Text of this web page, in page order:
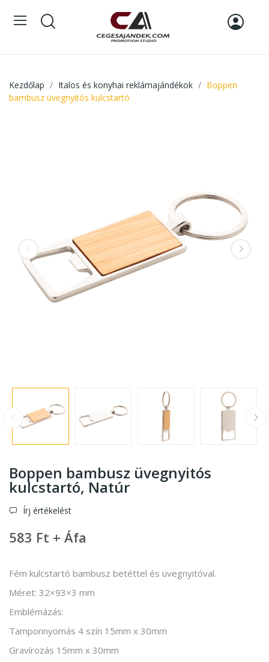
Kezdőlap Italos és konyhai reklámajándékok
Boppen
bambusz üvegnyitós kulcstartó
Boppen bambusz üvegnyitós
kulcstartó, Natúr
Írj értékelést
583 Ft + Áfa
Fém kulcstartó bambusz betéttel és üvegnyitóval.
Méret: 32×93×3 mm
Emblémázás:
Tamponnyomás 4 szín 15mm x 30mm
Gravírozás 15mm x 30mm